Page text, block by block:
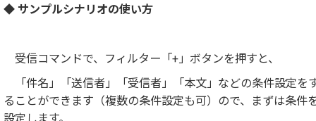
◆ サンプルシナリオの使い方
受信コマンドで、フィルター「+」ボタンを押すと、
「件名」「送信者」「受信者」「本文」などの条件設定を
ることができます（複数の条件設定も可）ので、まずは条件